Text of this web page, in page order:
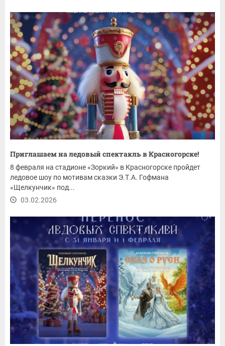
Приглашаем на ледовый спектакль в Красногорске!
8 февраля на стадионе «Зоркий» в Красногорске пройдет
ледовое шоу по мотивам сказки Э.Т.А. Гофмана
«Щелкунчик» под...
03.02.2026